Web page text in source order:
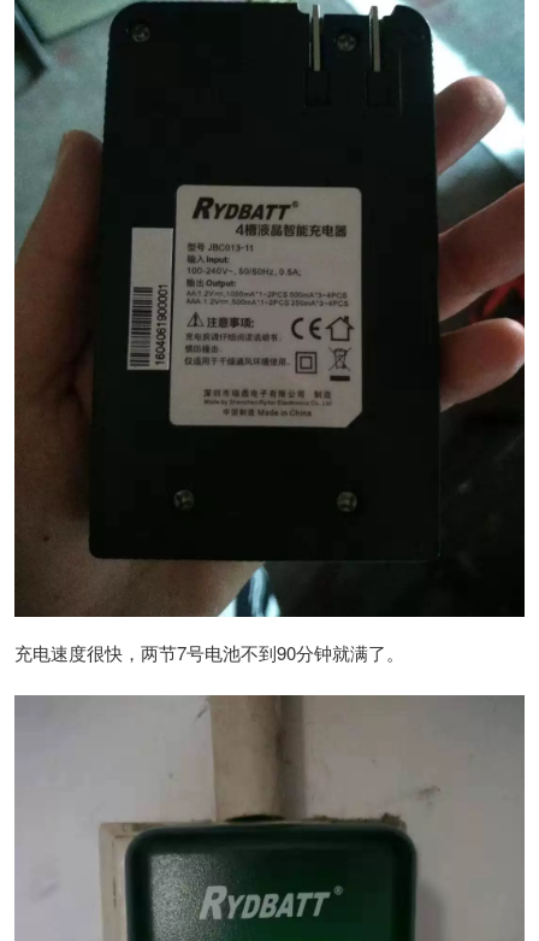
充电速度很快，两节7号电池不到90分钟就满了。